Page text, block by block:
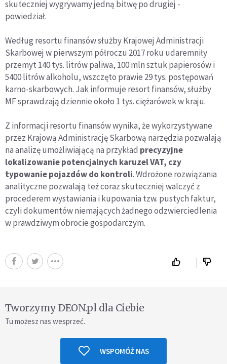
skuteczniej wygrywamy jedną bitwę po drugiej -
powiedział.
Według resortu finansów służby Krajowej Administracji
Skarbowej w pierwszym półroczu 2017 roku udaremniły
przemyt 140 tys. litrów paliwa, 100 mln sztuk papierosów i
5400 litrów alkoholu, wszczęto prawie 29 tys. postępowań
karno-skarbowych. Jak informuje resort finansów, służby
MF sprawdzają dziennie około 1 tys. ciężarówek w kraju.
Z informacji resortu finansów wynika, że wykorzystywane
przez Krajową Administrację Skarbową narzędzia pozwalają
na analizę umożliwiającą na przykład precyzyjne
lokalizowanie potencjalnych karuzel VAT, czy
typowanie pojazdów do kontroli. Wdrożone rozwiązania
analityczne pozwalają też coraz skuteczniej walczyć z
procederem wystawiania i kupowania tzw. pustych faktur,
czyli dokumentów niemających żadnego odzwierciedlenia
w prawdziwym obrocie gospodarczym.
Tworzymy DEON.pl dla Ciebie
Tu możesz nas wesprzeć.
WSPOMÓŻ NAS